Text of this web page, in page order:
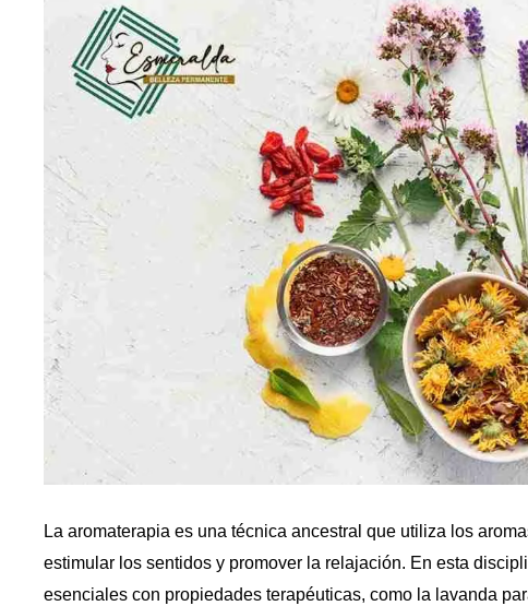
La aromaterapia es una técnica ancestral que utiliza los
estimular los sentidos y promover la relajación. En esta
esenciales con propiedades terapéuticas, como la lavanda